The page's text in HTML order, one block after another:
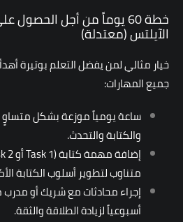
الآيلتس (معتدلة)
خيار مثالي لمن يفضل التعلم بوتيرة
جميع المهارات:
ساعة يومياً موزعة بشكل متساوٍ
والكتابة والتحدث.
متناوب لتطوير أسلوب الكتابة
أسبوعياً لزيادة الطلاقة والثقة.